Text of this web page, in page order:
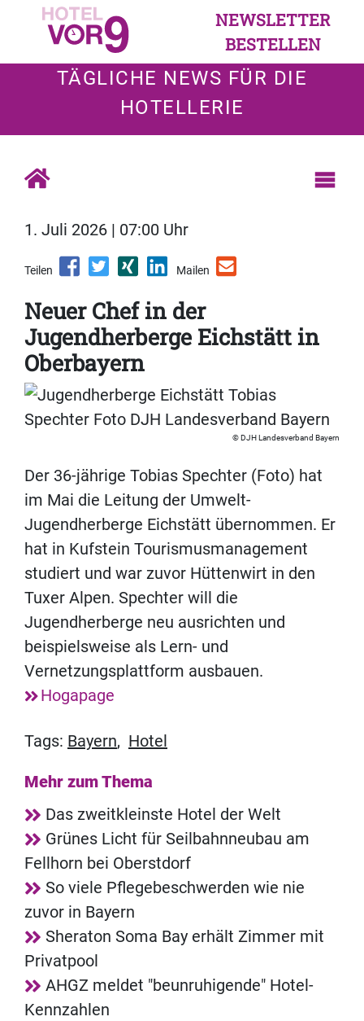
NEWSLETTER
BESTELLEN
TÄGLICHE NEWS FÜR DIE
HOTELLERIE
1. Juli 2026 | 07:00 Uhr
Teilen Mailen
Neuer Chef in der
Jugendherberge Eichstätt in
Oberbayern
DJH Landesverband Bayern
Der 36-jährige Tobias Spechter (Foto) hat
im Mai die Leitung der Umwelt-
Jugendherberge Eichstätt übernommen. Er
hat in Kufstein Tourismusmanagement
studiert und war zuvor Hüttenwirt in den
Tuxer Alpen. Spechter will die
Jugendherberge neu ausrichten und
beispielsweise als Lern- und
Vernetzungsplattform ausbauen.
Hogapage
Tags: Bayern, Hotel
Mehr zum Thema
Das zweitkleinste Hotel der Welt
Grünes Licht für Seilbahnneubau am
Fellhorn bei Oberstdorf
So viele Pflegebeschwerden wie nie
zuvor in Bayern
Sheraton Soma Bay erhält Zimmer mit
Privatpool
AHGZ meldet "beunruhigende" Hotel-
Kennzahlen